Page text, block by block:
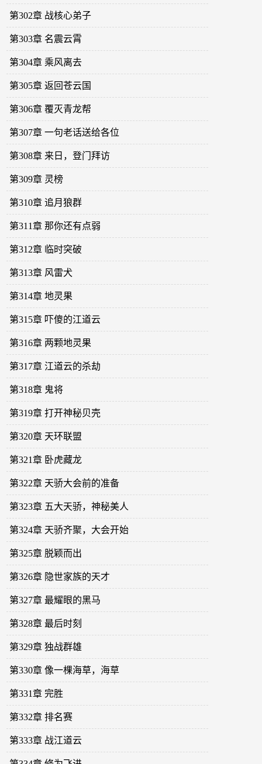
第302章 战核心弟子
第303章 名震云霄
第304章 乘风离去
第305章 返回苍云国
第306章 覆灭青龙帮
第307章 一句老话送给各位
第308章 来日，登门拜访
第309章 灵榜
第310章 追月狼群
第311章 那你还有点弱
第312章 临时突破
第313章 风雷犬
第314章 地灵果
第315章 吓傻的江道云
第316章 两颗地灵果
第317章 江道云的杀劫
第318章 鬼将
第319章 打开神秘贝壳
第320章 天环联盟
第321章 卧虎藏龙
第322章 天骄大会前的准备
第323章 五大天骄，神秘美人
第324章 天骄齐聚，大会开始
第325章 脱颖而出
第326章 隐世家族的天才
第327章 最耀眼的黑马
第328章 最后时刻
第329章 独战群雄
第330章 像一棵海草，海草
第331章 完胜
第332章 排名赛
第333章 战江道云